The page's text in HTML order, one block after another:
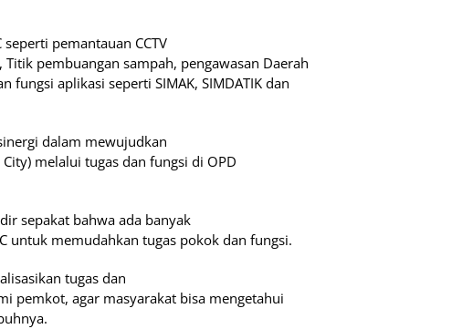
pemantauan CCTV
pembuangan sampah, pengawasan Daerah
fungsi aplikasi seperti SIMAK, SIMDATIK dan
dalam mewujudkan
melalui tugas dan fungsi di OPD
sepakat bahwa ada banyak
untuk memudahkan tugas pokok dan fungsi.
tugas dan
pemkot, agar masyarakat bisa mengetahui